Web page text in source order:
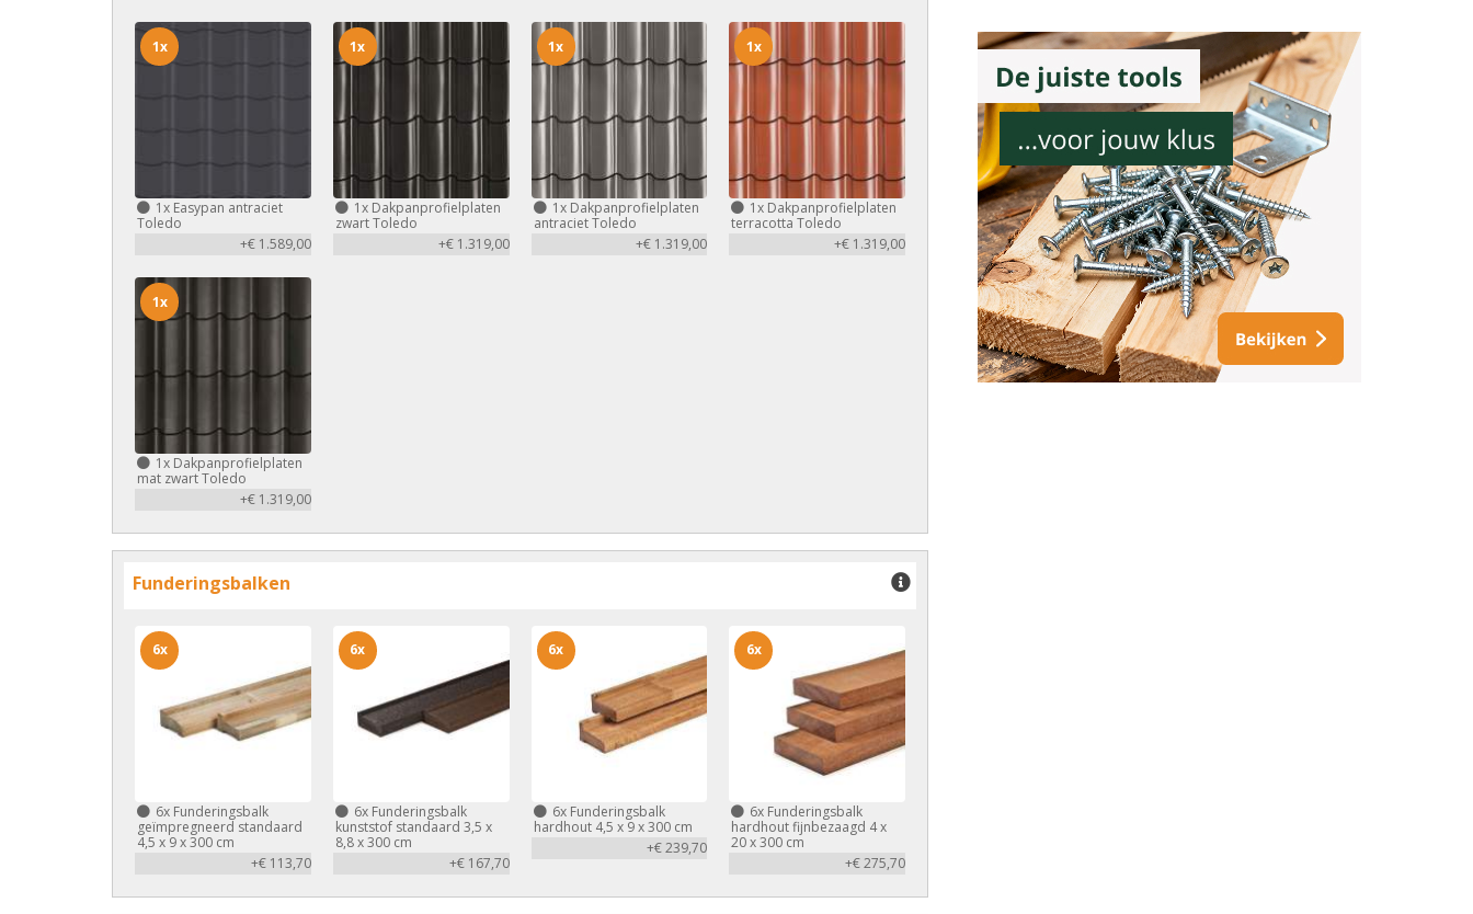
1x Easypan antraciet
Toledo
+€ 1.589,00
1x
1xDakpanprofielplaten
zwart Toledo
+€ 1.319,00
1x
1xDakpanprofielplaten
antraciet Toledo
+€ 1.319,00
1x
1x Dakpanprofielplaten
terracotta Toledo
+€ 1.319,00
1x
1x Dakpanprofielplaten
mat zwart Toledo
+€ 1.319,00
1x
Funderingsbalken
6x Funderingsbalk
geïmpregneerd standaard
4,5 x 9 x 300 cm
+€ 113,70
6x
6xFunderingsbalk
kunststof standaard 3,5 x
8,8 x 300 cm
+€ 167,70
6x
6xFunderingsbalk
hardhout 4,5 x 9 x 300 cm
+€ 239,70
6x
6x Funderingsbalk
hardhout fijnbezaagd 4 x
20 x 300 cm
+€ 275,70
6x